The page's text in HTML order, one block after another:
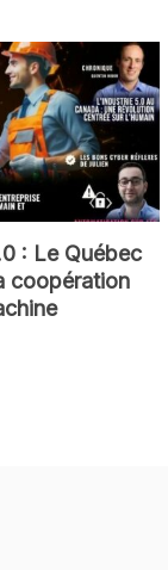
: Le Québec
coopération